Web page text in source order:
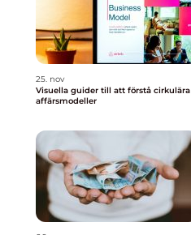
25. nov
Visuella guider till att förstå cirkulära
affärsmodeller